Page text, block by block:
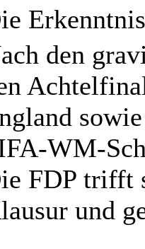
den
WM-
FDP trifft
und